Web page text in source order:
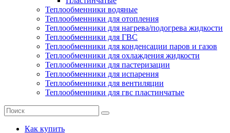
Теплообменники водяные
Теплообменники для отопления
Теплообменники для нагрева/подогрева жидкости
Теплообменники для ГВС
Теплообменники для конденсации паров и газов
Теплообменники для охлаждения жидкости
Теплообменники для пастеризации
Теплообменники для испарения
Теплообменники для вентиляции
Теплообменники для гвс пластинчатые
Как купить